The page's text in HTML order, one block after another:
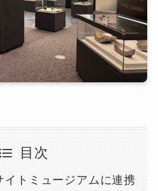
目次
イトミュージアムに連携